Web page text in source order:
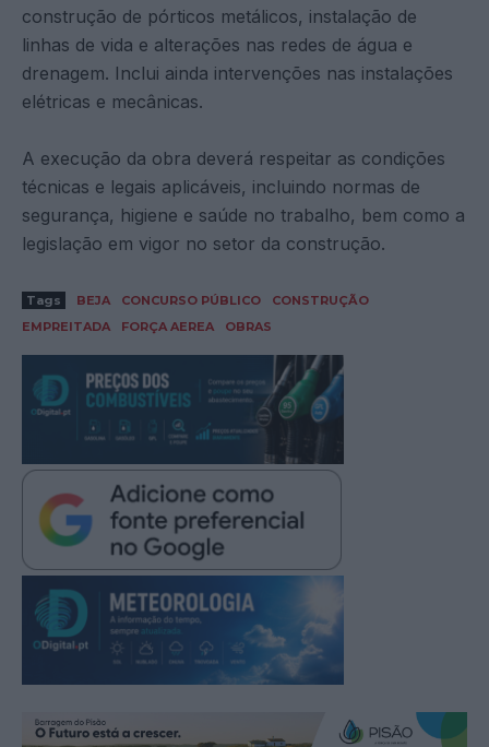
construção de pórticos metálicos, instalação de
linhas de vida e alterações nas redes de água e
drenagem. Inclui ainda intervenções nas instalações
elétricas e mecânicas.
A execução da obra deverá respeitar as condições
técnicas e legais aplicáveis, incluindo normas de
segurança, higiene e saúde no trabalho, bem como a
legislação em vigor no setor da construção.
Tags BEJA CONCURSO PÚBLICO
CONSTRUÇÃO
EMPREITADA
FORÇA AEREA OBRAS